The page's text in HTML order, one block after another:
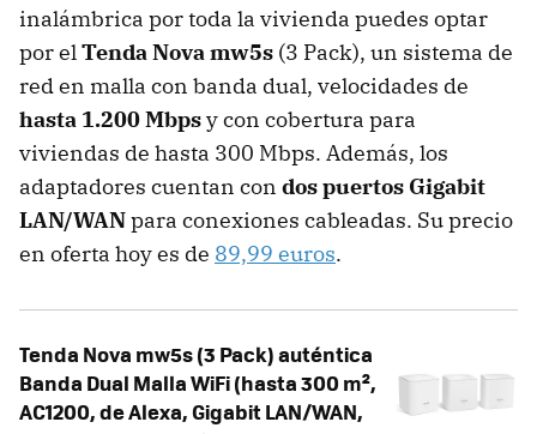
inalámbrica por toda la vivienda puedes optar
por elTenda Nova mw5s (3 Pack), un sistema de
red en malla con banda dual, velocidades de
hasta 1.200 Mbpsy con cobertura para
viviendas de hasta 300 Mbps. Además, los
adaptadores cuentan con dos puertos Gigabit
LAN/WANpara conexiones cableadas. Su precio
en oferta hoy es de 89,99 euros.
Tenda Nova mw5s (3 Pack) auténtica
Banda Dual Malla WiFi (hasta 300 m²,
AC1200, de Alexa, Gigabit LAN/WAN,